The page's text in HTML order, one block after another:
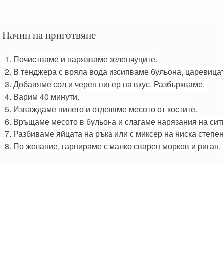
Начин на приготвяне
Почистваме и нарязваме зеленчуците.
В тенджера с вряла вода изсипваме бульона,
Добавяме сол и черен пипер на вкус. Разбъркваме.
Варим 40 минути.
Изваждаме пилето и отделяме месото от костите.
Връщаме месото в бульона и слагаме нарязания на
Разбиваме яйцата на ръка или с миксер на ниска
По желание, гарнираме с малко сварен морков и риган.